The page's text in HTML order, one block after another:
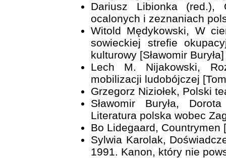
Dariusz Libionka (red.),
ocalonych i zeznaniach
Witold Mędykowski, W
sowieckiej strefie
kulturowy [Sławomir Buryła]
Lech M. Nijakowski,
mobilizacji ludobójczej
Grzegorz Niziołek, Polski
Sławomir Buryła,
Literatura polska wobec
Bo Lidegaard, Countrymen
Sylwia Karolak,
1991. Kanon, który nie